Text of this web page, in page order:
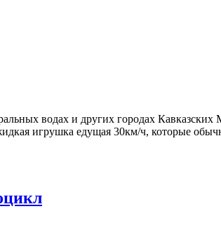
водах и других городах
игрушка едущая 30км/ч, которые